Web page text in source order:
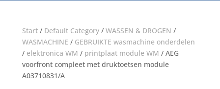
Start/ Default Category/ WASSEN & DROGEN /
WASMACHINE / GEBRUIKTE wasmachine onderdelen
/ elektronica WM / printplaat module WM / AEG
voorfront compleet met druktoetsen module
A03710831/A